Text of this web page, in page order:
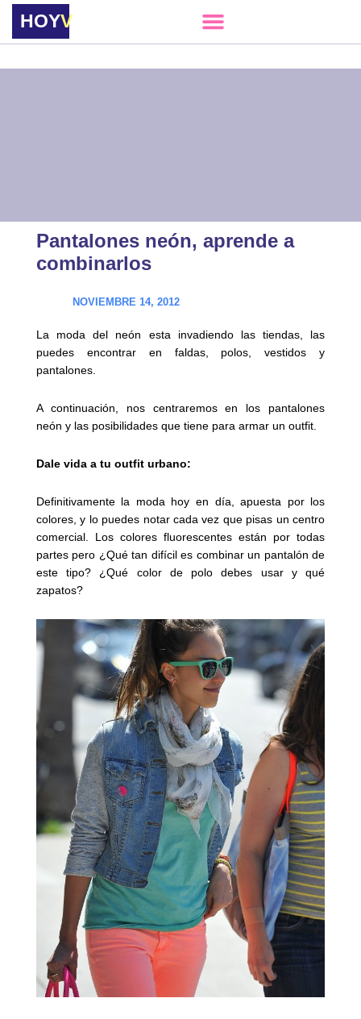
HOYVERE
Pantalones neón, aprende a
combinarlos
NOVIEMBRE 14, 2012
La moda del neón esta invadiendo las tiendas, las
puedes encontrar en faldas, polos, vestidos y
pantalones.
A continuación, nos centraremos en los pantalones
neón y las posibilidades que tiene para armar un outfit.
Dale vida a tu outfit urbano:
Definitivamente la moda hoy en día, apuesta por los
colores, y lo puedes notar cada vez que pisas un centro
comercial. Los colores fluorescentes están por todas
partes pero ¿Qué tan difícil es combinar un pantalón de
este tipo? ¿Qué color de polo debes usar y qué
zapatos?